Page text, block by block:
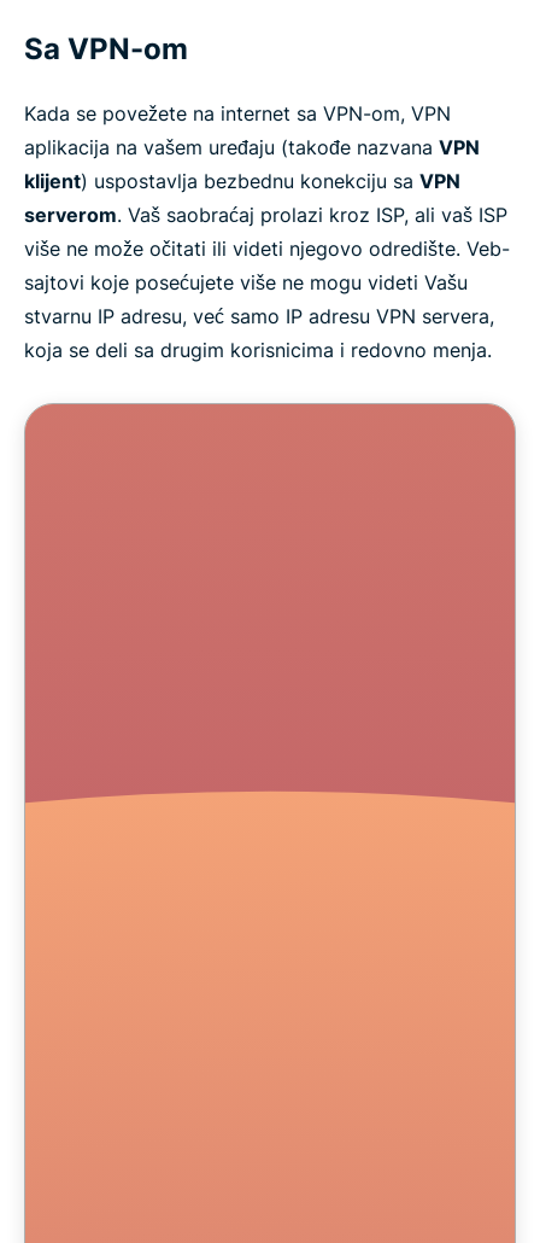
Sa VPN-om
Kada se povežete na internet sa VPN-om, VPN
aplikacija na vašem uređaju (takođe nazvana VPN
klijent) uspostavlja bezbednu konekciju sa VPN
serverom. Vaš saobraćaj prolazi kroz ISP, ali vaš ISP
više ne može očitati ili videti njegovo odredište. Veb-
sajtovi koje posećujete više ne mogu videti Vašu
stvarnu IP adresu, već samo IP adresu VPN servera,
koja se deli sa drugim korisnicima i redovno menja.